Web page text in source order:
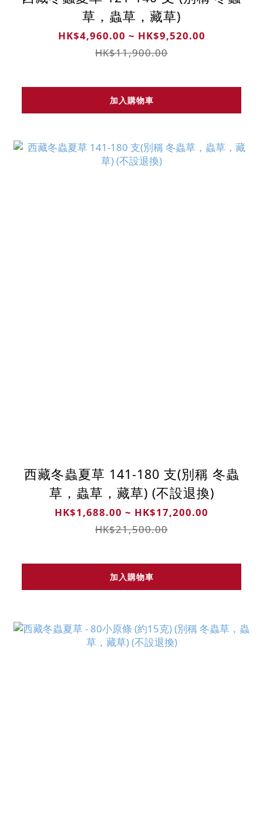
草，蟲草，藏草)
HK$4,960.00 ~ HK$9,520.00
HK$11,900.00
加入購物車
西藏冬蟲夏草 141-180 支(別稱 冬蟲
草，蟲草，藏草) (不設退換)
HK$1,688.00 ~ HK$17,200.00
HK$21,500.00
加入購物車